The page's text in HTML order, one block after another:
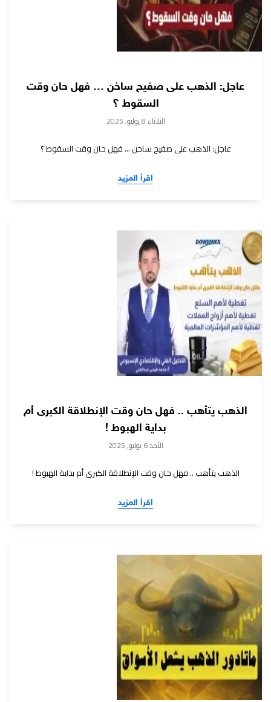
عاجل: الذهب على صفيح ساخن … فهل حان وقت
السقوط ؟
الثلاثاء 8 يوليو, 2025
عاجل: الذهب على صفيح ساخن … فهل حان وقت السقوط ؟
اقرأ المزيد
الذهب يتأهب .. فهل حان وقت الإنطلاقة الكبرى أم
بداية الهبوط !
الأحد 6 يوليو, 2025
الذهب يتأهب .. فهل حان وقت الإنطلاقة الكبرى أم بداية الهبوط !
اقرأ المزيد